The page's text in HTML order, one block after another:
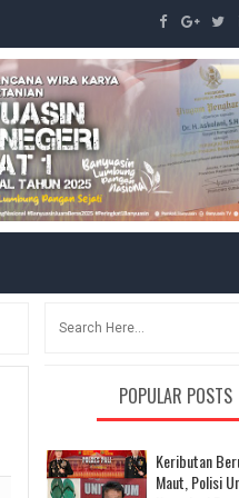
POPULAR POSTS
Keributan
Maut, Polisi